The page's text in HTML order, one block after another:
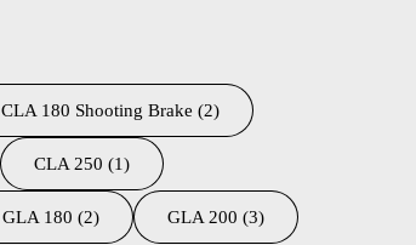
CLA 180 Shooting Brake (2)
CLA 250 (1)
GLA 180 (2) GLA 200 (3)